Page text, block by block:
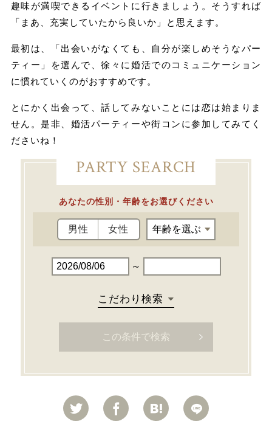
趣味が満喫できるイベントに行きましょう。そうすれば
「まあ、充実していたから良いか」と思えます。
最初は、「出会いがなくても、自分が楽しめそうなパー
ティー」を選んで、徐々に婚活でのコミュニケーション
に慣れていくのがおすすめです。
とにかく出会って、話してみないことには恋は始まりま
せん。是非、婚活パーティーや街コンに参加してみてく
ださいね！
PARTY SEARCH
あなたの性別・年齢をお選びください
男性 女性
～
こだわり検索